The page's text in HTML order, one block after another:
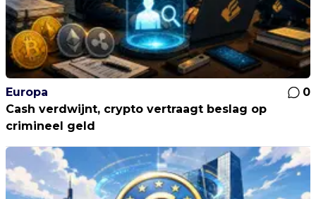
Europa
0
Cash verdwijnt, crypto vertraagt beslag op
crimineel geld